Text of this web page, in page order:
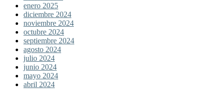
enero 2025
diciembre 2024
noviembre 2024
octubre 2024
septiembre 2024
agosto 2024
julio 2024
junio 2024
mayo 2024
abril 2024